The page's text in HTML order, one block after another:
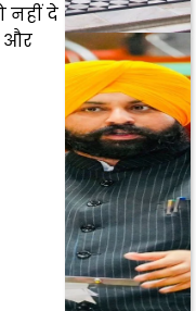
नहीं दे
और